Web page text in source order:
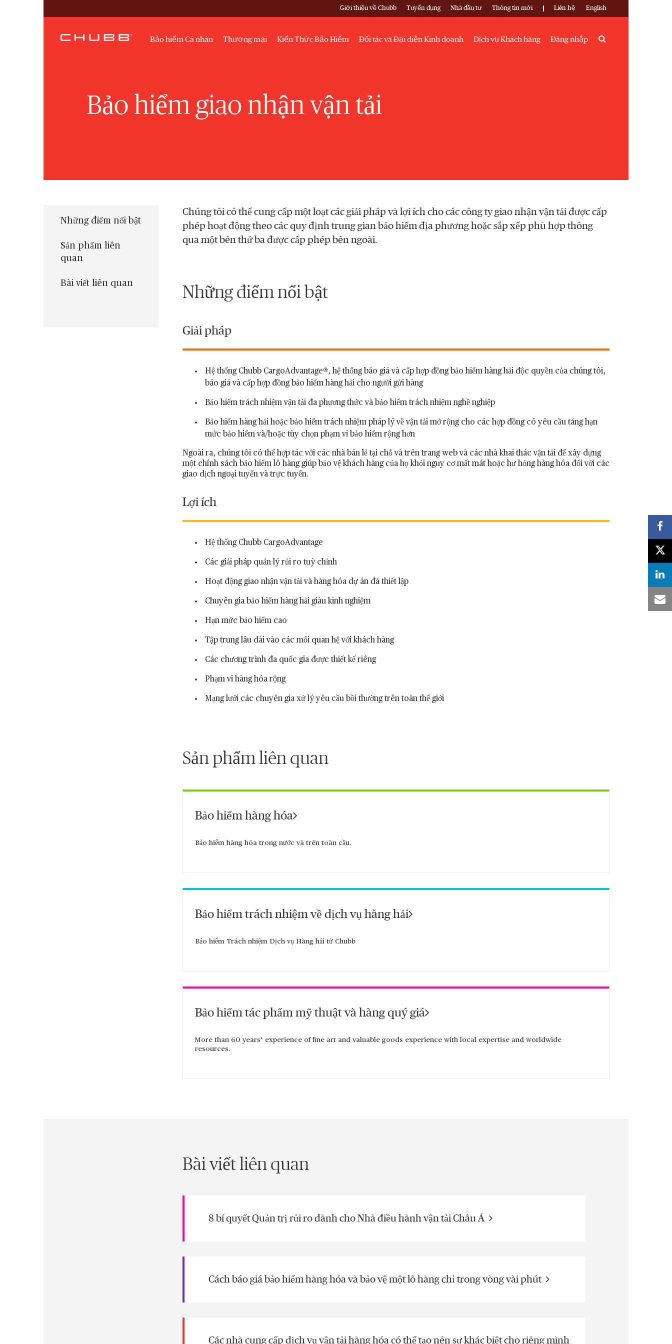
Giới thiệu về Chubb Tuyển dụng Nhà đầu tư Thông tin mới Liên hệ English
Bảo hiểm Cá nhân Thương mại Kiến Thức Bảo Hiểm Đối tác và Đại diện Kinh doanh Dịch vụ Khách hàng Đăng nhập Search
Bảo hiểm giao nhận vận tải
Những điểm nổi bật
Sản phẩm liên
quan
Bài viết liên quan
Chúng tôi có thể cung cấp một loạt các giải pháp và lợi ích cho các công ty giao nhận vận tải được cấp
phép hoạt động theo các quy định trung gian bảo hiểm địa phương hoặc sắp xếp phù hợp thông
qua một bên thứ ba được cấp phép bên ngoài.
Những điểm nổi bật
Giải pháp
Hệ thống Chubb CargoAdvantage®, hệ thống báo giá và cấp hợp đồng bảo hiểm hàng hải độc quyền của chúng tôi,
báo giá và cấp hợp đồng bảo hiểm hàng hải cho người gửi hàng
Bảo hiểm trách nhiệm vận tải đa phương thức và bảo hiểm trách nhiệm nghề nghiệp
Bảo hiểm hàng hải hoặc bảo hiểm trách nhiệm pháp lý về vận tải mở rộng cho các hợp đồng có yêu cầu tăng hạn
mức bảo hiểm và/hoặc tùy chọn phạm vi bảo hiểm rộng hơn
Ngoài ra, chúng tôi có thể hợp tác với các nhà bán lẻ tại chỗ và trên trang web và các nhà khai thác vận tải để xây dựng
một chính sách bảo hiểm lô hàng giúp bảo vệ khách hàng của họ khỏi nguy cơ mất mát hoặc hư hỏng hàng hóa đối với các
giao dịch ngoại tuyến và trực tuyến.
Lợi ích
Hệ thống Chubb CargoAdvantage
Các giải pháp quản lý rủi ro tuỳ chỉnh
Hoạt động giao nhận vận tải và hàng hóa dự án đã thiết lập
Chuyên gia bảo hiểm hàng hải giàu kinh nghiệm
Hạn mức bảo hiểm cao
Tập trung lâu dài vào các mối quan hệ với khách hàng
Các chương trình đa quốc gia được thiết kế riêng
Phạm vi hàng hóa rộng
Mạng lưới các chuyên gia xử lý yêu cầu bồi thường trên toàn thế giới
Sản phẩm liên quan
Bảo hiểm hàng hóa
Bảo hiểm hàng hóa trong nước và trên toàn cầu.
Bảo hiểm trách nhiệm về dịch vụ hàng hải
Bảo hiểm Trách nhiệm Dịch vụ Hàng hải từ Chubb
Bảo hiểm tác phẩm mỹ thuật và hàng quý giá
More than 60 years’ experience of fine art and valuable goods experience with local expertise and worldwide
resources.
Bài viết liên quan
8 bí quyết Quản trị rủi ro dành cho Nhà điều hành vận tải Châu Á
Cách báo giá bảo hiểm hàng hóa và bảo vệ một lô hàng chỉ trong vòng vài phút
Các nhà cung cấp dịch vụ vận tải hàng hóa có thể tạo nên sự khác biệt cho riêng mình